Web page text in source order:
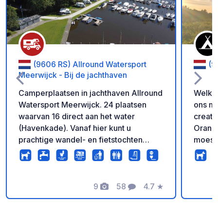
(9606 RS) Allround Watersport
Meerwijck - Bij de jachthaven
Camperplaatsen in jachthaven Allround
Watersport Meerwijck. 24 plaatsen
waarvan 16 direct aan het water
(Havenkade). Vanaf hier kunt u
prachtige wandel- en fietstochten
maken. Indien u uw eigen boot
meeneemt, kunt u gratis gebruik
kunt natuurlijk ook gewoon genieten
van de rust van de haven en
9
Foto's
58
Commentaren
4.7
Beoordeling
★
Welkom
ons
met
Team